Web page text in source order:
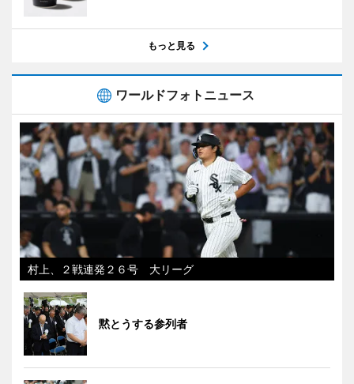
もっと見る
ワールドフォトニュース
村上、２戦連発２６号 大リーグ
黙とうする参列者